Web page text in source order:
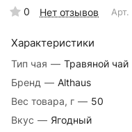
0 Нет отзывов Арт.
Характеристики
Тип чая — Травяной чай
Бренд — Althaus
Вес товара, г — 50
Вкус — Ягодный